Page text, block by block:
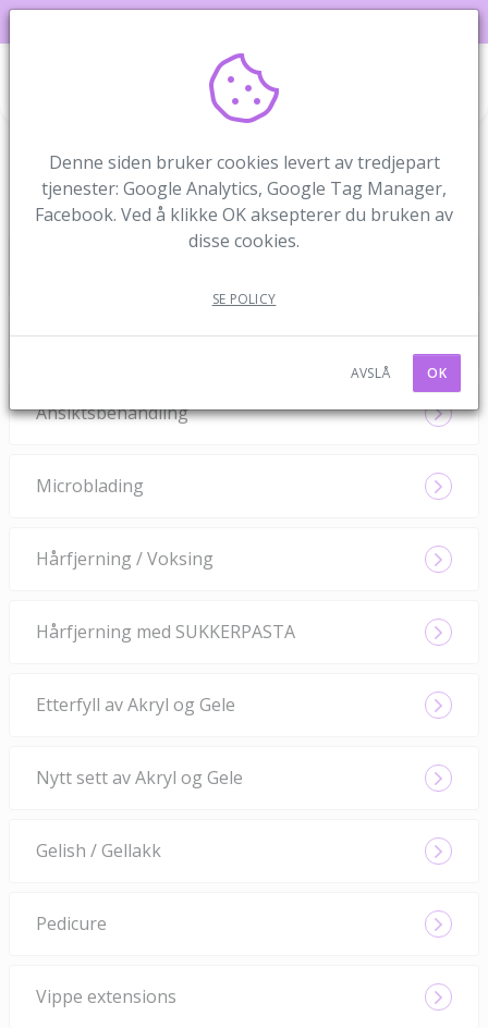
Send oss gjerne en mail dersom du ikke finner den timen
som passer til deg og vi vil hjelpe deg.
Permanent Make Up
Ansiktsbehandling
Microblading
Hårfjerning / Voksing
Hårfjerning med SUKKERPASTA
Etterfyll av Akryl og Gele
Nytt sett av Akryl og Gele
Gelish / Gellakk
Pedicure
Vippe extensions
Denne siden bruker cookies levert av tredjepart
tjenester: Google Analytics, Google Tag Manager,
Facebook. Ved å klikke OK aksepterer du bruken av
disse cookies.
SE POLICY
AVSLÅ OK